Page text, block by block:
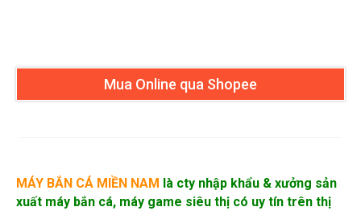
Mua Online qua Shopee
MÁY BẮN CÁ MIỀN NAM là cty nhập khẩu & xưởng sản
xuất máy bắn cá, máy game siêu thị có uy tín trên thị